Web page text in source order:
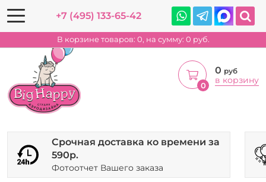
+7 (495) 133-65-42
В корзине товаров: 0, на сумму: 0 руб.
0
0 руб
в корзину
Срочная доставка ко времени за
590р.
Фотоотчет Вашего заказа